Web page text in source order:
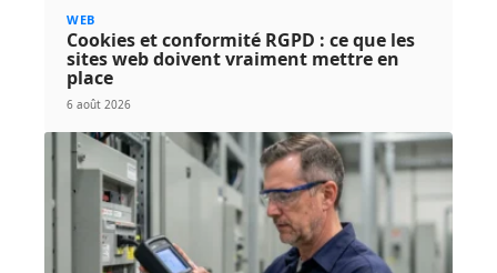
WEB
Cookies et conformité RGPD : ce que les
sites web doivent vraiment mettre en
place
6 août 2026